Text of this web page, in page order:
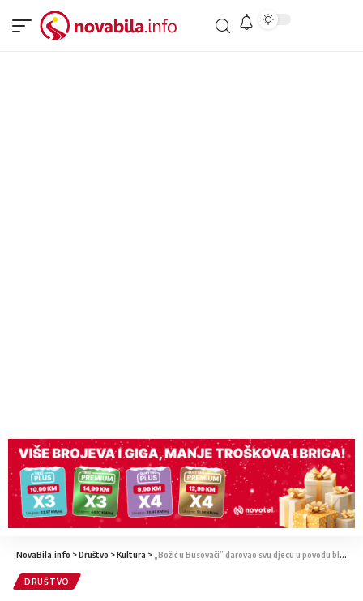
NovaBila.info >Društvo >Kultura > „Božić u Busovači” darovao svu djecu u povodu blagdana svetog Nikole
DRUŠTVO